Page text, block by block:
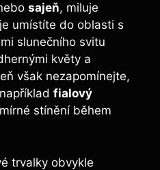
sajeň,​ miluje
umístíte do oblasti‌ s
slunečního svitu
květy a
však nezapomínejte,
fialový
stínění během
trvalky obvykle